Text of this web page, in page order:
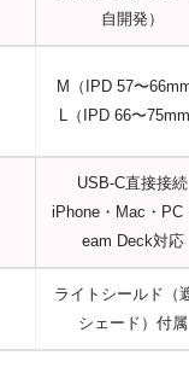
自開発）
M（IPD 57〜66mm
L（IPD 66〜75mm
USB-C直接接続
iPhone・Mac・PC
eam Deck対応
ライトシールド（
シェード）付属